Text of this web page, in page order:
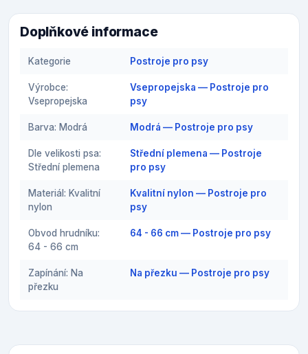
Doplňkové informace
Kategorie Postroje pro psy
Výrobce:
Vsepropejska
Vsepropejska — Postroje pro
psy
Barva: Modrá Modrá — Postroje pro psy
Dle velikosti psa:
Střední plemena
Střední plemena — Postroje
pro psy
Materiál: Kvalitní
nylon
Kvalitní nylon — Postroje pro
psy
Obvod hrudníku:
64 - 66 cm
64 - 66 cm — Postroje pro psy
Zapínání: Na
přezku
Na přezku — Postroje pro psy